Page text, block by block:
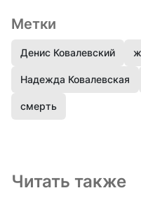
Метки
Денис Ковалевский
Надежда Ковалевская
смерть
Читать также